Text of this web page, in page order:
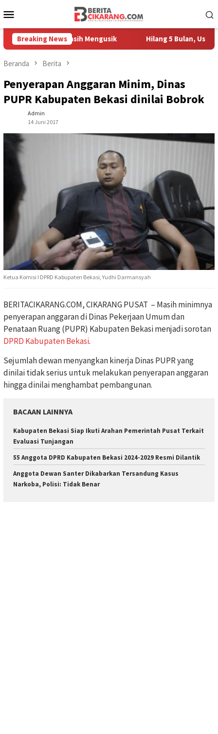
ke
Mobile
Breaking News
Masih Mengusik Hilang 5 Bulan, Ustadz Ujang
Beranda Berita
Penyerapan Anggaran Minim, Dinas
PUPR Kabupaten Bekasi dinilai Bobrok
Admin
14 Juni 2017
Ketua Komisi I DPRD Kabupaten Bekasi, Yudhi Darmansyah
BERITACIKARANG.COM, CIKARANG PUSAT – Masih minimnya
penyerapan anggaran di Dinas Pekerjaan Umum dan
Penataan Ruang (PUPR) Kabupaten Bekasi menjadi sorotan
DPRD Kabupaten Bekasi.
Sejumlah dewan menyangkan kinerja Dinas PUPR yang
dinilai tidak serius untuk melakukan penyerapan anggaran
hingga dinilai menghambat pembangunan.
BACAAN LAINNYA
Kabupaten Bekasi Siap Ikuti Arahan Pemerintah Pusat Terkait
Evaluasi Tunjangan
55 Anggota DPRD Kabupaten Bekasi 2024-2029 Resmi Dilantik
Anggota Dewan Santer Dikabarkan Tersandung Kasus
Narkoba, Polisi: Tidak Benar